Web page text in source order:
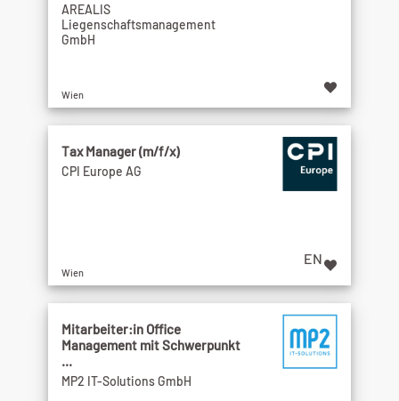
AREALIS
Liegenschaftsmanagement
GmbH
Wien
Tax Manager (m/f/x)
CPI Europe AG
Wien
EN
Mitarbeiter:in Office
Management mit Schwerpunkt
...
MP2 IT-Solutions GmbH